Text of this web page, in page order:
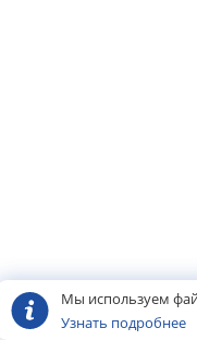
Мы используем
Узнать подробнее